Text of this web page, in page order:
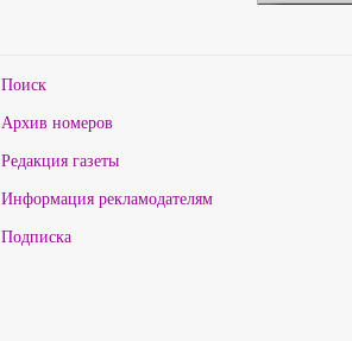
Поиск
Архив номеров
Редакция газеты
Информация рекламодателям
Подписка